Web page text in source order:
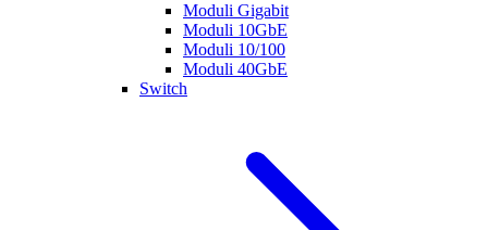
Moduli Gigabit
Moduli 10GbE
Moduli 10/100
Moduli 40GbE
Switch